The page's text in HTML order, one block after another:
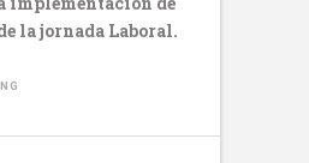
la jornada Laboral.